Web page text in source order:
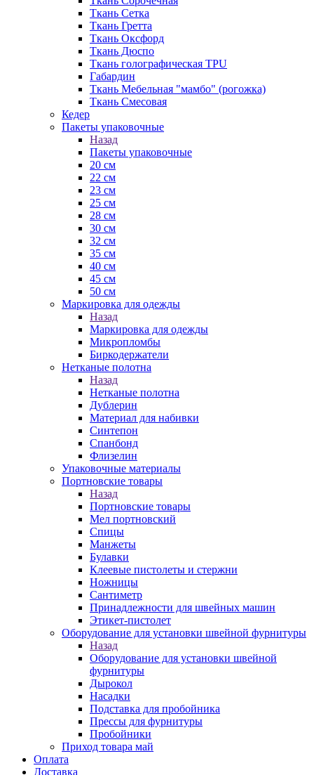
Ткань Сетка
Ткань Гретта
Ткань Оксфорд
Ткань Дюспо
Ткань голографическая TPU
Габардин
Ткань Мебельная "мамбо" (рогожка)
Ткань Смесовая
Кедер
Пакеты упаковочные
Назад
Пакеты упаковочные
20 см
22 см
23 см
25 см
28 см
30 см
32 см
35 см
40 см
45 см
50 см
Маркировка для одежды
Назад
Маркировка для одежды
Микропломбы
Биркодержатели
Нетканые полотна
Назад
Нетканые полотна
Дублерин
Материал для набивки
Синтепон
Спанбонд
Флизелин
Упаковочные материалы
Портновские товары
Назад
Портновские товары
Мел портновский
Спицы
Манжеты
Булавки
Клеевые пистолеты и стержни
Ножницы
Сантиметр
Принадлежности для швейных машин
Этикет-пистолет
Оборудование для установки швейной фурнитуры
Назад
Оборудование для установки швейной
фурнитуры
Дырокол
Насадки
Подставка для пробойника
Прессы для фурнитуры
Пробойники
Приход товара май
Оплата
Доставка